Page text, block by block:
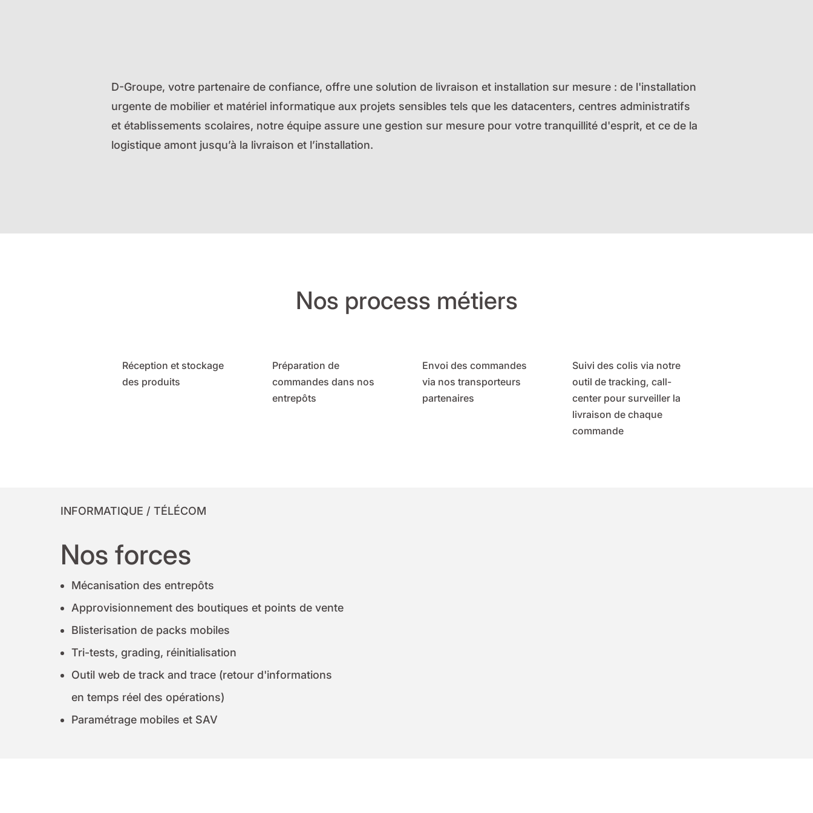
D-Groupe, votre partenaire de confiance, offre une solution de livraison et installation sur mesure : de l'installation
urgente de mobilier et matériel informatique aux projets sensibles tels que les datacenters, centres administratifs
et établissements scolaires, notre équipe assure une gestion sur mesure pour votre tranquillité d'esprit, et ce de la
logistique amont jusqu’à la livraison et l’installation.
Nos process métiers
Réception et stockage
des produits
Préparation de
commandes dans nos
entrepôts
Envoi des commandes
via nos transporteurs
partenaires
Suivi des colis via notre
outil de tracking, call-
center pour surveiller la
livraison de chaque
commande
INFORMATIQUE / TÉLÉCOM
Nos forces
Mécanisation des entrepôts
Approvisionnement des boutiques et points de vente
Blisterisation de packs mobiles
Tri-tests, grading, réinitialisation
Outil web de track and trace (retour d'informations
en temps réel des opérations)
Paramétrage mobiles et SAV